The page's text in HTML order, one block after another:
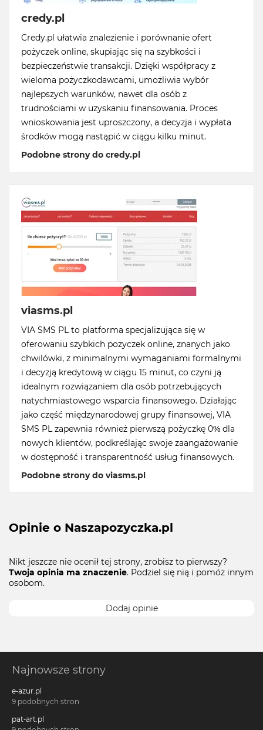
credy.pl
Credy.pl ułatwia znalezienie i porównanie ofert
pożyczek online, skupiając się na szybkości i
bezpieczeństwie transakcji. Dzięki współpracy z
wieloma pożyczkodawcami, umożliwia wybór
najlepszych warunków, nawet dla osób z
trudnościami w uzyskaniu finansowania. Proces
wnioskowania jest uproszczony, a decyzja i wypłata
środków mogą nastąpić w ciągu kilku minut.
Podobne strony do credy.pl
viasms.pl
VIA SMS PL to platforma specjalizująca się w
oferowaniu szybkich pożyczek online, znanych jako
chwilówki, z minimalnymi wymaganiami formalnymi
i decyzją kredytową w ciągu 15 minut, co czyni ją
idealnym rozwiązaniem dla osób potrzebujących
natychmiastowego wsparcia finansowego. Działając
jako część międzynarodowej grupy finansowej, VIA
SMS PL zapewnia również pierwszą pożyczkę 0% dla
nowych klientów, podkreślając swoje zaangażowanie
w dostępność i transparentność usług finansowych.
Podobne strony do viasms.pl
Opinie o Naszapozyczka.pl
Nikt jeszcze nie ocenił tej strony, zrobisz to pierwszy?
Twoja opinia ma znaczenie. Podziel się nią i pomóż innym
osobom.
Dodaj opinie
Najnowsze strony
e-azur.pl
9 podobnych stron
pat-art.pl